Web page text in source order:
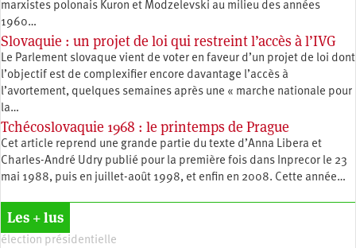
marxistes polonais Kuron et Modzelevski au milieu des années
1960…
Slovaquie : un projet de loi qui restreint l’accès à l’IVG
Le Parlement slovaque vient de voter en faveur d’un projet de loi dont
l’objectif est de complexifier encore davantage l’accès à
l’avortement, quelques semaines après une « marche nationale pour
la…
Tchécoslovaquie 1968 : le printemps de Prague
Cet article reprend une grande partie du texte d’Anna Libera et
Charles-André Udry publié pour la première fois dans Inprecor le 23
mai 1988, puis en juillet-août 1998, et enfin en 2008. Cette année…
Les + lus
élection présidentielle